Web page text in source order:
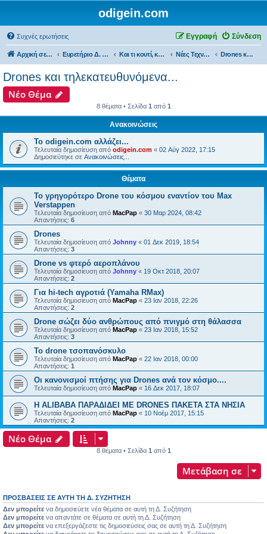
odigein.com
Συχνές ερωτήσεις Σύνδεση
Εγγραφή
Αρχική σελίδα Ευρετήριο Δ. Συζήτησης Και τι κουτί, κουτί... τώρα και η οδήγηση καινούργια σε κουτί... Νέες Τεχνολογίες και εφαρμογές... Drones και τηλεκατευθυνόμενα...
Drones και τηλεκατευθυνόμενα...
Νέο Θέμα
8 θέματα • Σελίδα 1 από 1
Ανακοινώσεις
Το odigein.com αλλάζει...
Τελευταία δημοσίευση από odigein.com « 02 Αύγ 2022, 17:15
Δημοσιεύτηκε σε Ανακοινώσεις...
Θέματα
Το γρηγορότερο Drone του κόσμου εναντίον του Max
Verstappen
Τελευταία δημοσίευση από MacPap « 30 Μαρ 2024, 08:42
Απαντήσεις: 6
Drones
Τελευταία δημοσίευση από Johnny « 01 Δεκ 2019, 18:54
Απαντήσεις: 3
Drone vs φτερό αεροπλάνου
Τελευταία δημοσίευση από Johnny « 19 Οκτ 2018, 20:07
Απαντήσεις: 2
Για hi-tech αγροτιά (Yamaha RMax)
Τελευταία δημοσίευση από MacPap « 23 Ιαν 2018, 22:26
Απαντήσεις: 2
Drone σώζει δύο ανθρώπους από πνιγμό στη θάλασσα
Τελευταία δημοσίευση από MacPap « 23 Ιαν 2018, 15:52
Απαντήσεις: 3
Το drone τσοπανόσκυλο
Τελευταία δημοσίευση από MacPap « 22 Ιαν 2018, 00:00
Απαντήσεις: 1
Οι κανονισμοί πτήσης για Drones ανά τον κόσμο....
Τελευταία δημοσίευση από MacPap « 16 Δεκ 2017, 18:07
H ALIBABA ΠΑΡΑΔΙΔΕΙ ΜΕ DRONES ΠΑΚΕΤΑ ΣΤΑ ΝΗΣΙΑ
Τελευταία δημοσίευση από MacPap « 10 Νοέμ 2017, 15:15
Απαντήσεις: 2
Νέο Θέμα
8 θέματα • Σελίδα 1 από 1
Μετάβαση σε
ΠΡΟΣΒΆΣΕΙΣ ΣΕ ΑΥΤΉ ΤΗ Δ. ΣΥΖΉΤΗΣΗ
Δεν μπορείτε να δημοσιεύετε νέα θέματα σε αυτή τη Δ. Συζήτηση
Δεν μπορείτε να απαντάτε σε θέματα σε αυτή τη Δ. Συζήτηση
Δεν μπορείτε να επεξεργάζεστε τις δημοσιεύσεις σας σε αυτή τη Δ. Συζήτηση